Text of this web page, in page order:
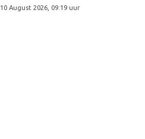
10 August 2026, 09:19 uur